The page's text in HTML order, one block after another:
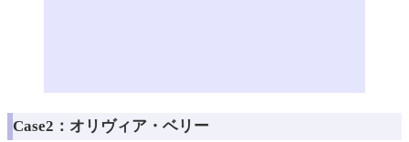
Case2：オリヴィア・ベリー